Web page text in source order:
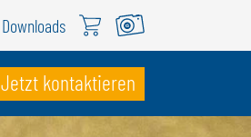
Downloads
Jetzt kontaktieren